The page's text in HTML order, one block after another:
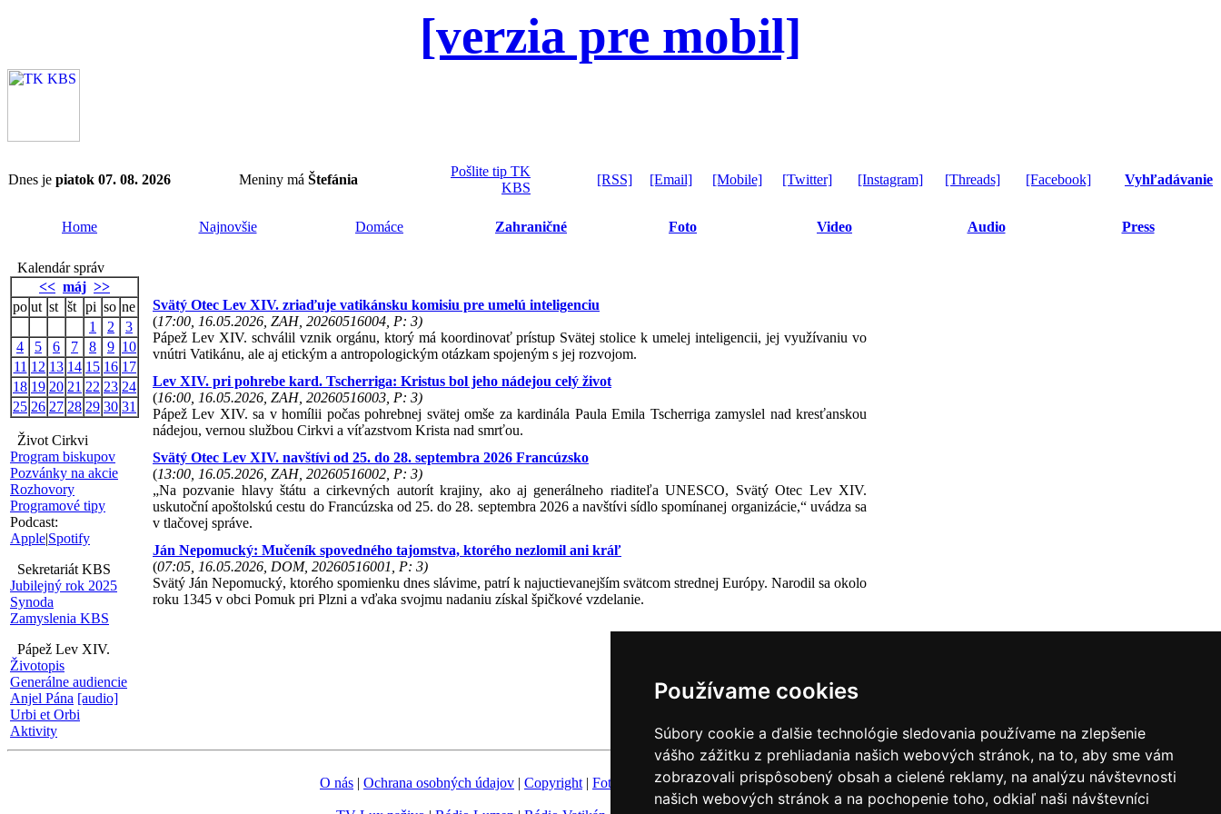
Používame cookies
Súbory cookie a ďalšie technológie sledovania používame na zlepšenie
vášho zážitku z prehliadania našich webových stránok, na to, aby sme vám
zobrazovali prispôsobený obsah a cielené reklamy, na analýzu návštevnosti
našich webových stránok a na pochopenie toho, odkiaľ naši návštevníci
[verzia pre mobil]
Dnes je piatok 07. 08. 2026 Meniny má Štefánia
Pošlite tip TK
KBS
[RSS] [Email] [Mobile] [Twitter] [Instagram] [Threads] [Facebook] Vyhľadávanie
Home Najnovšie Domáce Zahraničné Foto Video Audio Press
Kalendár správ
<< máj >>
po ut st št pi so ne
1
2
3
4
5 6 7 8 9 10
11 12 13 14 15 16 17
18 19 20 21 22 23 24
25 26 27 28 29 30 31
Život Cirkvi
Program biskupov
Pozvánky na akcie
Rozhovory
Programové tipy
Podcast:
Apple|Spotify
Sekretariát KBS
Jubilejný rok 2025
Synoda
Zamyslenia KBS
Pápež Lev XIV.
Životopis
Generálne audiencie
Anjel Pána [audio]
Urbi et Orbi
Aktivity
Svätý Otec Lev XIV. zriaďuje vatikánsku komisiu pre umelú inteligenciu
(17:00, 16.05.2026, ZAH, 20260516004, P: 3)
Pápež Lev XIV. schválil vznik orgánu, ktorý má koordinovať prístup Svätej stolice k umelej inteligencii, jej využívaniu vo
vnútri Vatikánu, ale aj etickým a antropologickým otázkam spojeným s jej rozvojom.
Lev XIV. pri pohrebe kard. Tscherriga: Kristus bol jeho nádejou celý život
(16:00, 16.05.2026, ZAH, 20260516003, P: 3)
Pápež Lev XIV. sa v homílii počas pohrebnej svätej omše za kardinála Paula Emila Tscherriga zamyslel nad kresťanskou
nádejou, vernou službou Cirkvi a víťazstvom Krista nad smrťou.
Svätý Otec Lev XIV. navštívi od 25. do 28. septembra 2026 Francúzsko
(13:00, 16.05.2026, ZAH, 20260516002, P: 3)
„Na pozvanie hlavy štátu a cirkevných autorít krajiny, ako aj generálneho riaditeľa UNESCO, Svätý Otec Lev XIV.
uskutoční apoštolskú cestu do Francúzska od 25. do 28. septembra 2026 a navštívi sídlo spomínanej organizácie,“ uvádza sa
v tlačovej správe.
Ján Nepomucký: Mučeník spovedného tajomstva, ktorého nezlomil ani kráľ
(07:05, 16.05.2026, DOM, 20260516001, P: 3)
Svätý Ján Nepomucký, ktorého spomienku dnes slávime, patrí k najuctievanejším svätcom strednej Európy. Narodil sa okolo
roku 1345 v obci Pomuk pri Plzni a vďaka svojmu nadaniu získal špičkové vzdelanie.
O nás | Ochrana osobných údajov | Copyright | Fotobanka |Hovorca KBS|Zoznam hovorcov diecéz